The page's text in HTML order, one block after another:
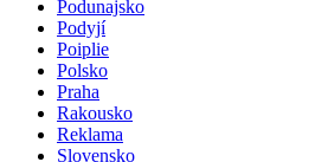
Podunajsko
Podyjí
Poiplie
Polsko
Praha
Rakousko
Reklama
Slovensko